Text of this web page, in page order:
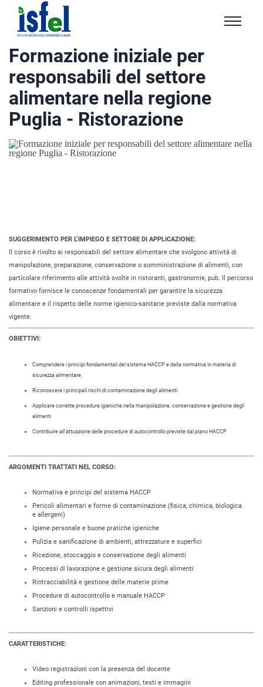
Isfel
Istituto
specialistico
formazione
e
lavoro
Formazione iniziale per
responsabili del settore
alimentare nella regione
Puglia - Ristorazione
SUGGERIMENTO PER L’IMPIEGO E SETTORE DI APPLICAZIONE:
Il corso è rivolto ai responsabili del settore alimentare che svolgono attività di
manipolazione, preparazione, conservazione o somministrazione di alimenti, con
particolare riferimento alle attività svolte in ristoranti, gastronomie, pub. Il percorso
formativo fornisce le conoscenze fondamentali per garantire la sicurezza
alimentare e il rispetto delle norme igienico-sanitarie previste dalla normativa
vigente.
OBIETTIVI:
Comprendere i principi fondamentali del sistema HACCP e della normativa in materia di
sicurezza alimentare
Riconoscere i principali rischi di contaminazione degli alimenti
Applicare corrette procedure igieniche nella manipolazione, conservazione e gestione degli
alimenti
Contribuire all’attuazione delle procedure di autocontrollo previste dal piano HACCP
ARGOMENTI TRATTATI NEL CORSO:
Normativa e principi del sistema HACCP
Pericoli alimentari e forme di contaminazione (fisica, chimica, biologica
e allergeni)
Igiene personale e buone pratiche igieniche
Pulizia e sanificazione di ambienti, attrezzature e superfici
Ricezione, stoccaggio e conservazione degli alimenti
Processi di lavorazione e gestione sicura degli alimenti
Rintracciabilità e gestione delle materie prime
Procedure di autocontrollo e manuale HACCP
Sanzioni e controlli ispettivi
CARATTERISTICHE:
Video registrazioni con la presenza del docente
Editing professionale con animazioni, testi e immagini